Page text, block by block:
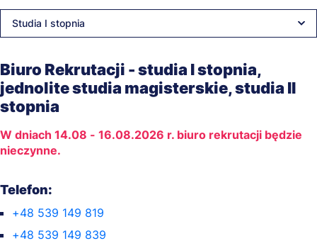
Studia I stopnia
Biuro Rekrutacji - studia I stopnia,
jednolite studia magisterskie, studia II
stopnia
W dniach 14.08 - 16.08.2026 r. biuro rekrutacji będzie
nieczynne.
Telefon:
+48 539 149 819
+48 539 149 839